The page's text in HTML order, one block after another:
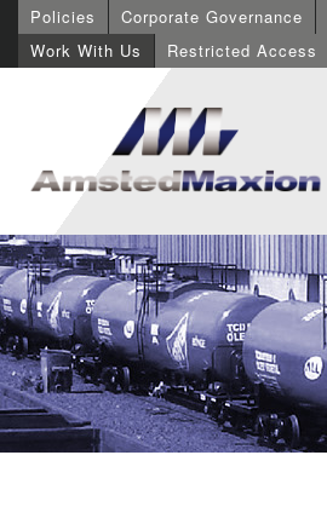
Policies Corporate Governance
Work With Us
Restricted Access